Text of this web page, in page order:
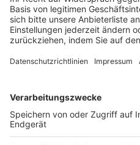
Login SpielPlus
FOLGE DEM BFV
TOP-VEREINE